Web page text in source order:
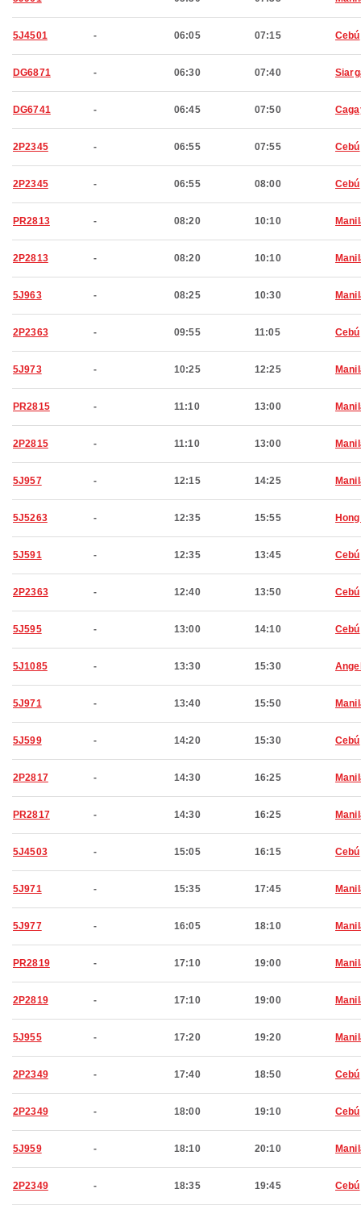
5J4501 - 06:05 07:15 Cebú
DG6871 - 06:30 07:40
DG6741 - 06:45 07:50
2P2345 - 06:55 07:55 Cebú
2P2345 - 06:55 08:00 Cebú
PR2813 - 08:20 10:10
2P2813 - 08:20 10:10
5J963 - 08:25 10:30
2P2363 - 09:55 11:05 Cebú
5J973 - 10:25 12:25
PR2815 - 11:10 13:00
2P2815 - 11:10 13:00
5J957 - 12:15 14:25
5J5263 - 12:35 15:55
5J591 - 12:35 13:45 Cebú
2P2363 - 12:40 13:50 Cebú
5J595 - 13:00 14:10 Cebú
5J1085 - 13:30 15:30
5J971 - 13:40 15:50
5J599 - 14:20 15:30 Cebú
2P2817 - 14:30 16:25
PR2817 - 14:30 16:25
5J4503 - 15:05 16:15 Cebú
5J971 - 15:35 17:45
5J977 - 16:05 18:10
PR2819 - 17:10 19:00
2P2819 - 17:10 19:00
5J955 - 17:20 19:20
2P2349 - 17:40 18:50 Cebú
2P2349 - 18:00 19:10 Cebú
5J959 - 18:10 20:10
2P2349 - 18:35 19:45 Cebú